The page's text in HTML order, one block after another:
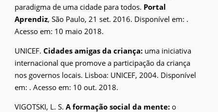
paradigma de uma cidade para todos. Portal
Aprendiz, São Paulo, 21 set. 2016. Disponível em: .
Acesso em: 10 maio 2018.
UNICEF. Cidades amigas da criança: uma iniciativa
internacional que promove a participação da criança
nos governos locais. Lisboa: UNICEF, 2004. Disponível
em: . Acesso em: 10 out. 2018.
VIGOTSKI, L. S. A formação social da mente: o